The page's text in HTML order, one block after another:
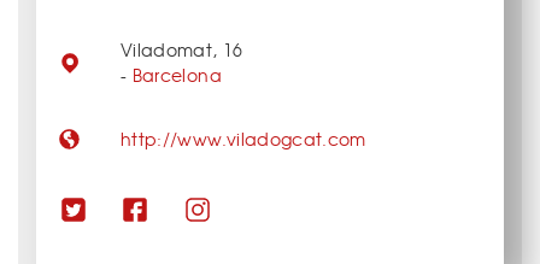
Viladomat, 16
- Barcelona
http://www.viladogcat.com